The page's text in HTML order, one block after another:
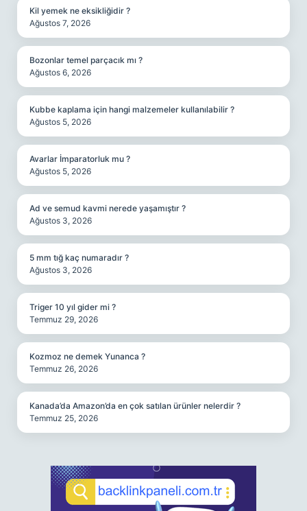
Kil yemek ne eksikliğidir ?
Ağustos 7, 2026
Bozonlar temel parçacık mı ?
Ağustos 6, 2026
Kubbe kaplama için hangi malzemeler kullanılabilir ?
Ağustos 5, 2026
Avarlar İmparatorluk mu ?
Ağustos 5, 2026
Ad ve semud kavmi nerede yaşamıştır ?
Ağustos 3, 2026
5 mm tığ kaç numaradır ?
Ağustos 3, 2026
Triger 10 yıl gider mi ?
Temmuz 29, 2026
Kozmoz ne demek Yunanca ?
Temmuz 26, 2026
Kanada’da Amazon’da en çok satılan ürünler nelerdir ?
Temmuz 25, 2026